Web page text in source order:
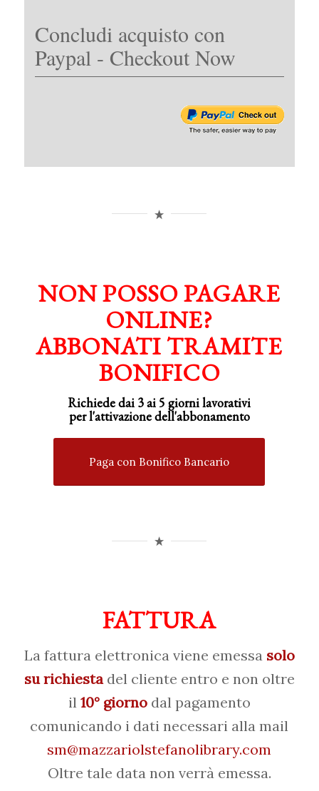
Concludi acquisto con
Paypal - Checkout Now
NON POSSO PAGARE
ONLINE?
ABBONATI TRAMITE
BONIFICO
Richiede dai 3 ai 5 giorni lavorativi
perl'attivazionedell'abbonamento
Paga con Bonifico Bancario
FATTURA
La fattura elettronica viene emessasolo
su richiestadel cliente entro e non oltre
il 10° giornodal pagamento
comunicando i dati necessari alla mail
sm@mazzariolstefanolibrary.com
Oltre tale data non verrà emessa.